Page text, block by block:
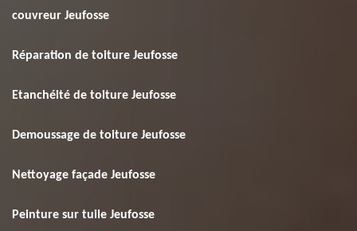
couvreur Jeufosse
Réparation de toiture Jeufosse
Etanchéité de toiture Jeufosse
Demoussage de toiture Jeufosse
Nettoyage façade Jeufosse
Peinture sur tuile Jeufosse